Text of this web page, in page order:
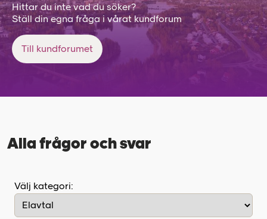
Hittar du inte vad du söker?
Ställ din egna fråga i vårat kundforum
Till kundforumet
Alla frågor och svar
Välj kategori: